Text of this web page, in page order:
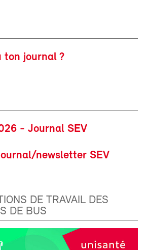
ton journal ?
- Journal SEV
newsletter SEV
DE TRAVAIL DES
DE BUS